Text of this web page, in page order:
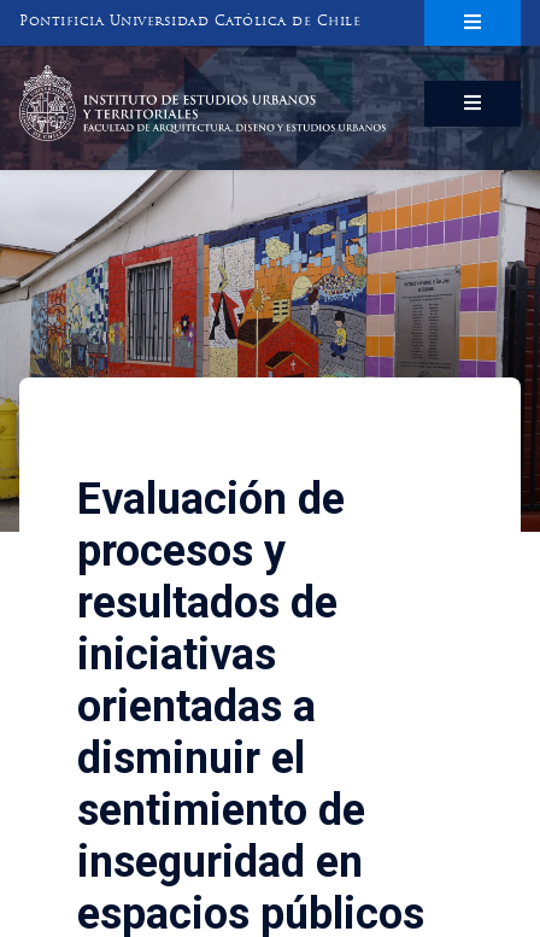
Pontificia Universidad Católica de Chile
INSTITUTO DE ESTUDIOS URBANOS
Y TERRITORIALES
FACULTAD DE ARQUITECTURA, DISEÑO Y ESTUDIOS URBANOS
Evaluación de procesos y
Evaluación de
procesos y
resultados de
iniciativas
orientadas a
disminuir el
sentimiento de
inseguridad en
espacios públicos